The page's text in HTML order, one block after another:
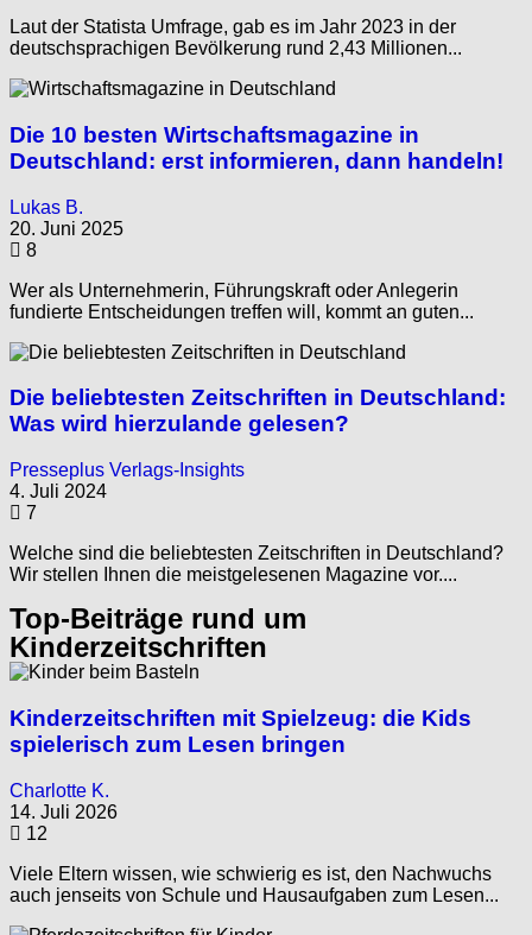
Laut der Statista Umfrage, gab es im Jahr 2023 in der
deutschsprachigen Bevölkerung rund 2,43 Millionen...
Die 10 besten Wirtschaftsmagazine in
Deutschland: erst informieren, dann handeln!
Lukas B.
20. Juni 2025
8
Wer als Unternehmerin, Führungskraft oder Anlegerin
fundierte Entscheidungen treffen will, kommt an guten...
Die beliebtesten Zeitschriften in Deutschland:
Was wird hierzulande gelesen?
Presseplus Verlags-Insights
4. Juli 2024
7
Welche sind die beliebtesten Zeitschriften in Deutschland?
Wir stellen Ihnen die meistgelesenen Magazine vor....
Top-Beiträge rund um
Kinderzeitschriften
Kinderzeitschriften mit Spielzeug: die Kids
spielerisch zum Lesen bringen
Charlotte K.
14. Juli 2026
12
Viele Eltern wissen, wie schwierig es ist, den Nachwuchs
auch jenseits von Schule und Hausaufgaben zum Lesen...